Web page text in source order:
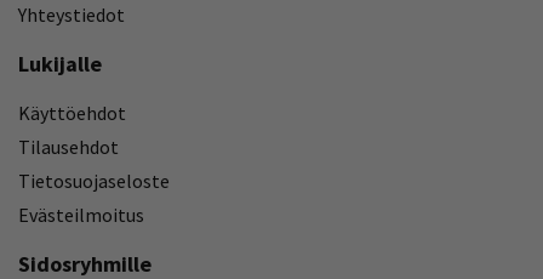
Yhteystiedot
Lukijalle
Käyttöehdot
Tilausehdot
Tietosuojaseloste
Evästeilmoitus
Sidosryhmille